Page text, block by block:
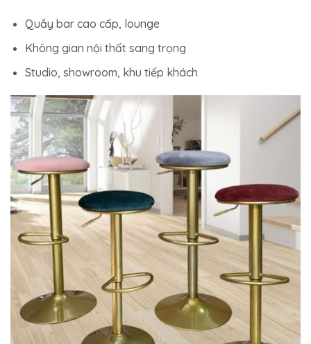
Quầy bar cao cấp, lounge
Không gian nội thất sang trọng
Studio, showroom, khu tiếp khách